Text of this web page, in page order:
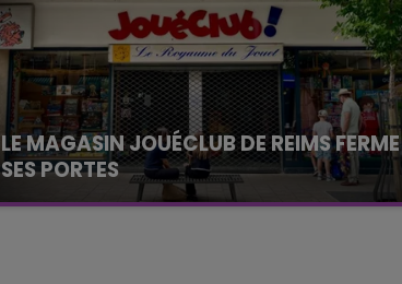
LE MAGASIN JOUÉCLUB DE REIMS FERME
SES PORTES
C'était l'une des institutions du centre-ville